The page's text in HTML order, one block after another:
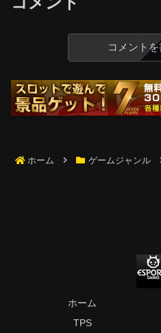
コメント
ホーム ゲームジャンル
ホーム
TPS